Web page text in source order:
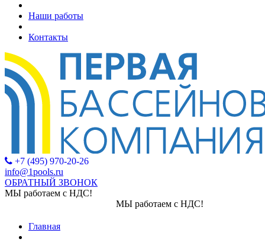
Наши работы
Контакты
+7 (495) 970-20-26
info@1pools.ru
ОБРАТНЫЙ ЗВОНОК
МЫ работаем с НДС!
МЫ работаем с НДС!
Главная